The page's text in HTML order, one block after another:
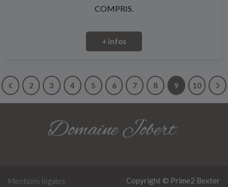
COMPRIS.
+ infos
2 3 4 5 6 7 8 9 10
Mentions légales Copyright © Prime2 Bexter